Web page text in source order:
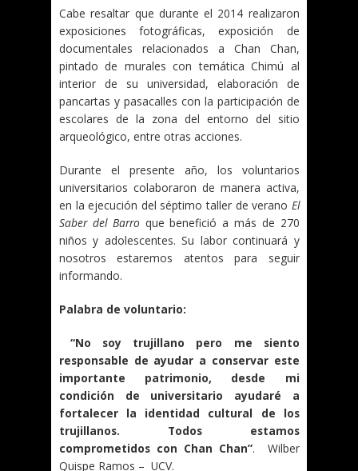
Cabe resaltar que durante el 2014 realizaron
exposiciones fotográficas, exposición de
documentales relacionados a Chan Chan,
pintado de murales con temática Chimú al
interior de su universidad, elaboración de
pancartas y pasacalles con la participación de
escolares de la zona del entorno del sitio
arqueológico, entre otras acciones.
Durante el presente año, los voluntarios
universitarios colaboraron de manera activa,
en la ejecución del séptimo taller de verano El
Saber del Barro que benefició a más de 270
niños y adolescentes. Su labor continuará y
nosotros estaremos atentos para seguir
informando.
Palabra de voluntario:
“No soy trujillano pero me siento
responsable de ayudar a conservar este
importante patrimonio, desde mi
condición de universitario ayudaré a
fortalecer la identidad cultural de los
trujillanos. Todos estamos
comprometidos con Chan Chan”. Wilber
Quispe Ramos – UCV.